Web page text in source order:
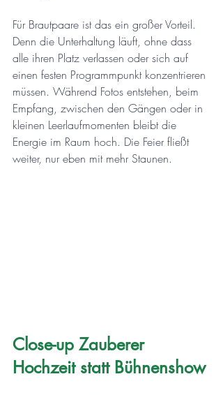
Für Brautpaare ist das ein großer Vorteil.
Denn die Unterhaltung läuft, ohne dass
alle ihren Platz verlassen oder sich auf
einen festen Programmpunkt konzentrieren
müssen. Während Fotos entstehen, beim
Empfang, zwischen den Gängen oder in
kleinen Leerlaufmomenten bleibt die
Energie im Raum hoch. Die Feier fließt
weiter, nur eben mit mehr Staunen.
Close-up Zauberer
Hochzeit statt Bühnenshow